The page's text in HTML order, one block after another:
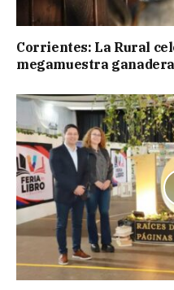
Corrientes: La Rural
megamuestra